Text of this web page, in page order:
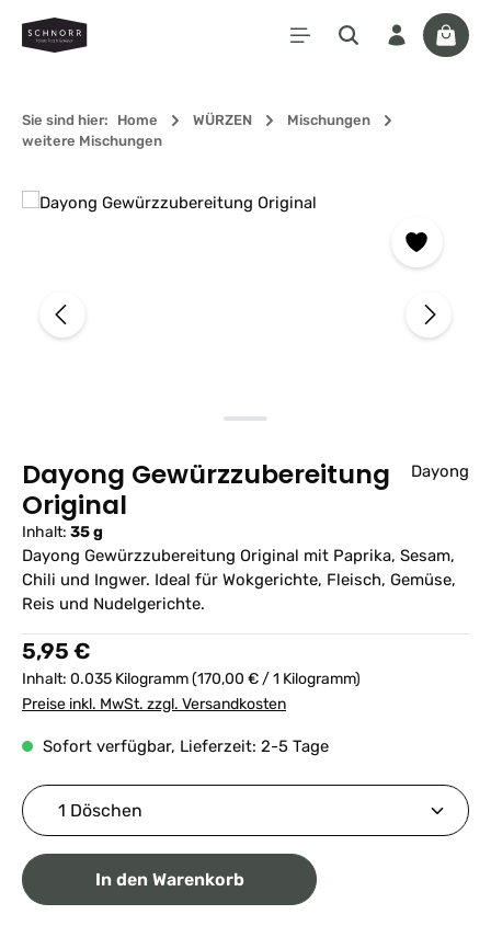
Zum Hauptinhalt springen
Sie sind hier: Home WÜRZEN
Mischungen
weitere Mischungen
Bildergalerie überspringen
Dayong Gewürzzubereitung
Original
Inhalt: 35 g
Dayong
Dayong Gewürzzubereitung Original mit Paprika, Sesam,
Chili und Ingwer. Ideal für Wokgerichte, Fleisch, Gemüse,
Reis und Nudelgerichte.
Regulärer Preis:
5,95 €
Inhalt: 0.035 Kilogramm(170,00 € / 1 Kilogramm)
Preise inkl. MwSt. zzgl. Versandkosten
Sofort verfügbar, Lieferzeit: 2-5 Tage
Produkt Anzahl: Gib den gewünschten Wert ein
In den Warenkorb